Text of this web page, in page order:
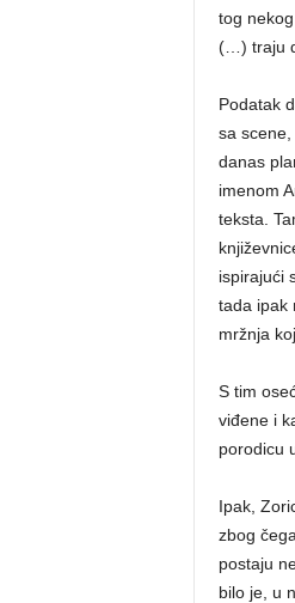
tog
(…) traju
Podatak
sa
danas
imenom
teksta.
ispirajući
tada ipak
mržnja
S tim
viđene i
porodicu
Ipak,
zbog
postaju
bilo je, u